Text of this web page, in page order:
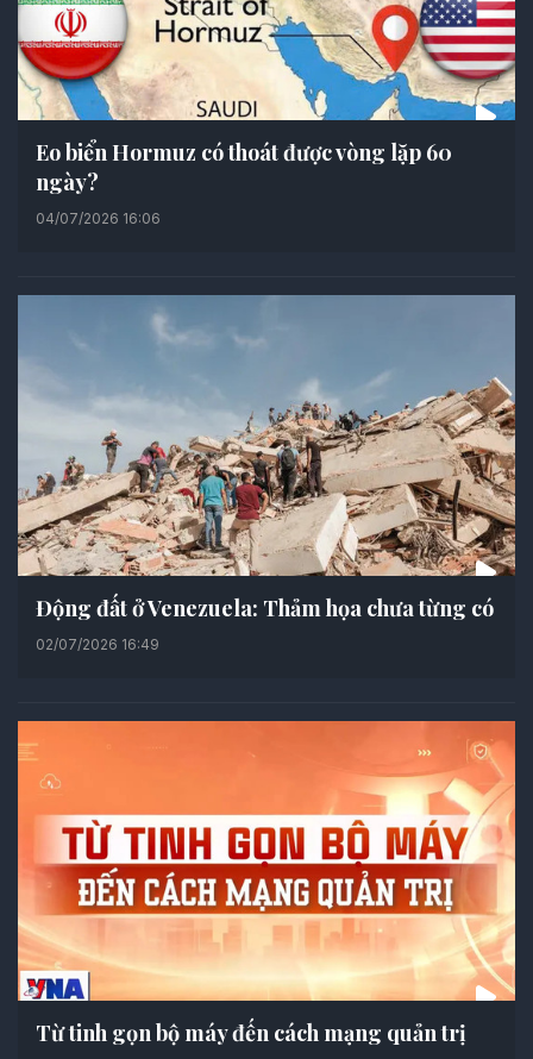
Eo biển Hormuz có thoát được vòng lặp 60
ngày?
04/07/2026 16:06
Động đất ở Venezuela: Thảm họa chưa từng có
02/07/2026 16:49
Từ tinh gọn bộ máy đến cách mạng quản trị